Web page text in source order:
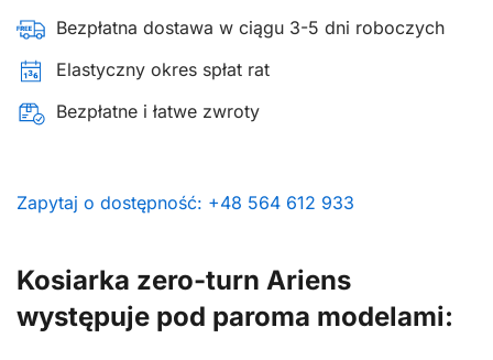
Bezpłatna dostawa w ciągu 3-5 dni roboczych
Elastyczny okres spłat rat
Bezpłatne i łatwe zwroty
Zapytaj o dostępność: +48 564 612 933
Kosiarka zero-turn Ariens
występuje pod paroma modelami: